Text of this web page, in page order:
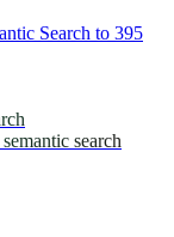
Search to 395
search